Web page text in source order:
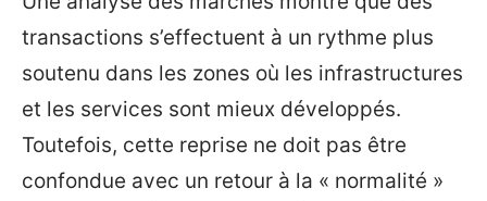
transactions s’effectuent à un rythme plus
soutenu dans les zones où les infrastructures
et les services sont mieux développés.
Toutefois, cette reprise ne doit pas être
confondue avec un retour à la « normalité »